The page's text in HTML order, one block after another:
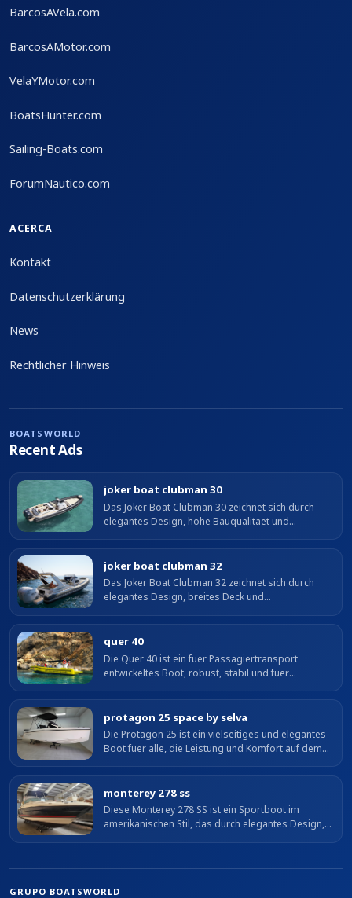
BarcosAVela.com
BarcosAMotor.com
VelaYMotor.com
BoatsHunter.com
Sailing-Boats.com
ForumNautico.com
ACERCA
Kontakt
Datenschutzerklärung
News
Rechtlicher Hinweis
BOATSWORLD
Recent Ads
joker boat clubman 30
Das Joker Boat Clubman 30 zeichnet sich durch
elegantes Design, hohe Bauqualitaet und
breites Deck mit Sonnenliege am Bug,...
joker boat clubman 32
Das Joker Boat Clubman 32 zeichnet sich durch
elegantes Design, breites Deck und
Laenge ueber alles und 3,26 m Breite bietet es...
quer 40
Die Quer 40 ist ein fuer Passagiertransport
entwickeltes Boot, robust, stabil und fuer
Bauweise und ausgezeichnetes Fahrverhalten...
protagon 25 space by selva
Die Protagon 25 ist ein vielseitiges und elegantes
Boot fuer alle, die Leistung und Komfort auf dem
alles und modernem Design eignet...
monterey 278 ss
Diese Monterey 278 SS ist ein Sportboot im
amerikanischen Stil, das durch elegantes Design,
GRUPO BOATSWORLD